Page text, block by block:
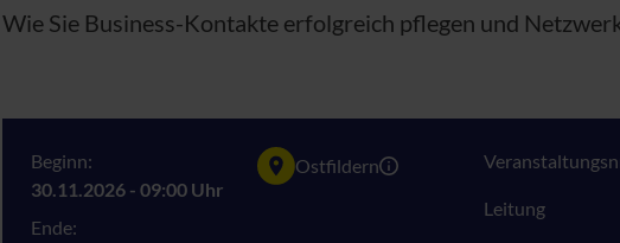
Wie Sie Business-Kontakte erfolgreich pflegen und
Beginn:
30.11.2026 - 09:00 Uhr
Ende:
Ostfildern
Leitung